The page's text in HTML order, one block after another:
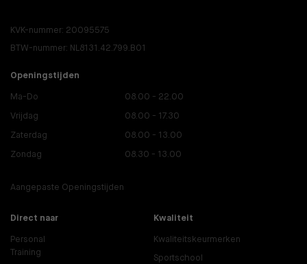
KVK-nummer: 20095575
BTW-nummer: NL8131.42.799.B01
Openingstijden
Ma-Do 08.00 - 22.00
Vrijdag 08.00 - 17.30
Zaterdag 08.00 - 13.00
Zondag 08.30 - 13.00
Aangepaste Openingstijden
Direct naar
Personal
Training
Kwaliteit
Kwaliteitskeurmerken
Sportschool